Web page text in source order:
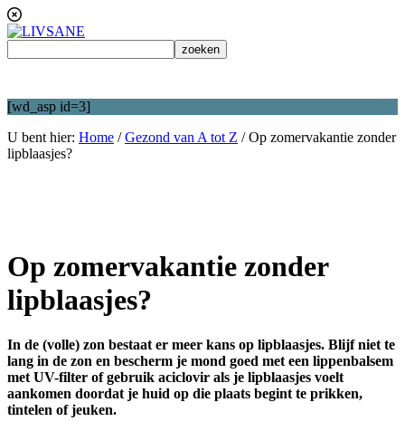
[wd_asp id=3]
U bent hier: Home /Gezond van A tot Z /Op zomervakantie zonder
lipblaasjes?
Op zomervakantie zonder
lipblaasjes?
In de (volle) zon bestaat er meer kans op lipblaasjes. Blijf niet te
lang in de zon en bescherm je mond goed met een lippenbalsem
met UV-filter of gebruik aciclovir als je lipblaasjes voelt
aankomen doordat je huid op die plaats begint te prikken,
tintelen of jeuken.